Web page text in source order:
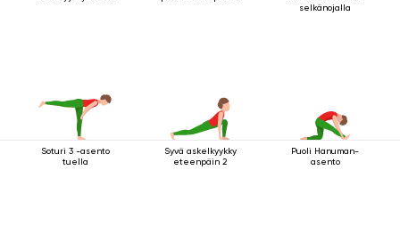
selkänojalla
Soturi 3 -asento
tuella
Syvä askelkyykky
eteenpäin 2
Puoli Hanuman-
asento